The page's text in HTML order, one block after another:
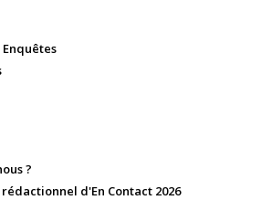
?
d'En Contact 2026